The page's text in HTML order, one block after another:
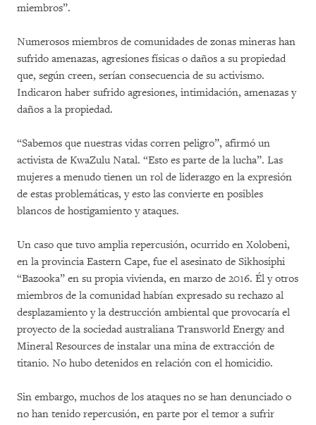
miembros”.
Numerosos miembros de comunidades de zonas mineras han
sufrido amenazas, agresiones físicas o daños a su propiedad
que, según creen, serían consecuencia de su activismo.
Indicaron haber sufrido agresiones, intimidación, amenazas y
daños a la propiedad.
“Sabemos que nuestras vidas corren peligro”, afirmó un
activista de KwaZulu Natal. “Esto es parte de la lucha”. Las
mujeres a menudo tienen un rol de liderazgo en la expresión
de estas problemáticas, y esto las convierte en posibles
blancos de hostigamiento y ataques.
Un caso que tuvo amplia repercusión, ocurrido en Xolobeni,
en la provincia Eastern Cape, fue el asesinato de Sikhosiphi
“Bazooka” en su propia vivienda, en marzo de 2016. Él y otros
miembros de la comunidad habían expresado su rechazo al
desplazamiento y la destrucción ambiental que provocaría el
proyecto de la sociedad australiana Transworld Energy and
Mineral Resources de instalar una mina de extracción de
titanio. No hubo detenidos en relación con el homicidio.
Sin embargo, muchos de los ataques no se han denunciado o
no han tenido repercusión, en parte por el temor a sufrir